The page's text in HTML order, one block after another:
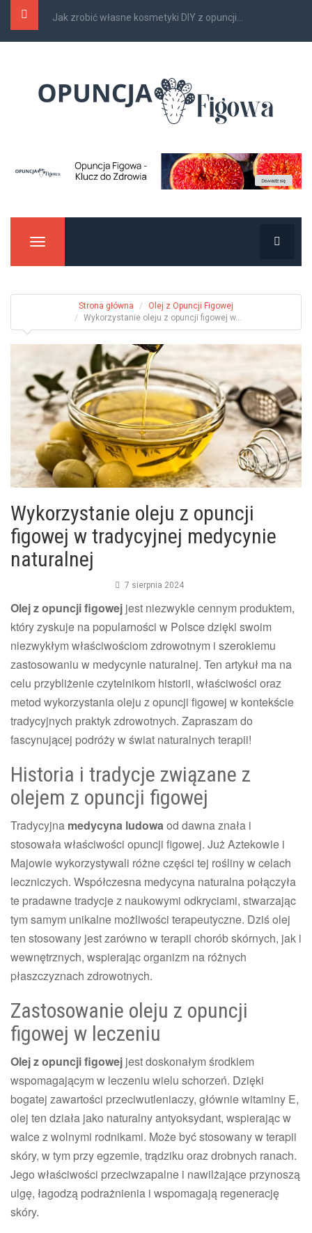
Czy opuncja figowa pomaga w odchudzaniu?
Manu
Strona główna
Olej z Opuncji Figowej
Wykorzystanie oleju z opuncji figowej w...
Wykorzystanie oleju z opuncji
figowej w tradycyjnej medycynie
naturalnej
7 sierpnia 2024
Olej z opuncji figowej jest niezwykle cennym produktem,
który zyskuje na popularności w Polsce dzięki swoim
niezwykłym właściwościom zdrowotnym i szerokiemu
zastosowaniu w medycynie naturalnej. Ten artykuł ma na
celu przybliżenie czytelnikom historii, właściwości oraz
metod wykorzystania oleju z opuncji figowej w kontekście
tradycyjnych praktyk zdrowotnych. Zapraszam do
fascynującej podróży w świat naturalnych terapii!
Historia i tradycje związane z
olejem z opuncji figowej
Tradycyjna medycyna ludowaod dawna znała i
stosowała właściwości opuncji figowej. Już Aztekowie i
Majowie wykorzystywali różne części tej rośliny w celach
leczniczych. Współczesna medycyna naturalna połączyła
te pradawne tradycje z naukowymi odkryciami, stwarzając
tym samym unikalne możliwości terapeutyczne. Dziś olej
ten stosowany jest zarówno w terapii chorób skórnych, jak i
wewnętrznych, wspierając organizm na różnych
płaszczyznach zdrowotnych.
Zastosowanie oleju z opuncji
figowej w leczeniu
Olej z opuncji figowej jest doskonałym środkiem
wspomagającym w leczeniu wielu schorzeń. Dzięki
bogatej zawartości przeciwutleniaczy, głównie witaminy E,
olej ten działa jako naturalny antyoksydant, wspierając w
walce z wolnymi rodnikami. Może być stosowany w terapii
skóry, w tym przy egzemie, trądziku oraz drobnych ranach.
Jego właściwości przeciwzapalne i nawilżające przynoszą
ulgę, łagodzą podrażnienia i wspomagają regenerację
skóry.